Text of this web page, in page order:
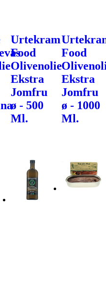
Urtekram
Food
Olivenolie
Ekstra
Jomfru
ø - 500
Ml.
Food
Ekstra
Jomfru
ø - 1000
Ml.